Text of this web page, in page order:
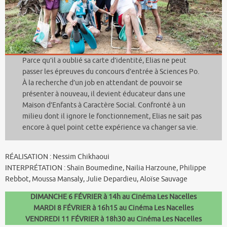
Parce qu’il a oublié sa carte d’identité, Elias ne peut
passer les épreuves du concours d’entrée à Sciences Po.
À la recherche d’un job en attendant de pouvoir se
présenter à nouveau, il devient éducateur dans une
Maison d’Enfants à Caractère Social. Confronté à un
milieu dont il ignore le fonctionnement, Elias ne sait pas
encore à quel point cette expérience va changer sa vie.
RÉALISATION : Nessim Chikhaoui
INTERPRÉTATION : Shaïn Boumedine, Nailia Harzoune, Philippe
Rebbot, Moussa Mansaly, Julie Depardieu, Aloïse Sauvage
DIMANCHE 6 FÉVRIER à 14hau Cinéma Les Nacelles
MARDI 8 FÉVRIER à 16h15au Cinéma Les Nacelles
VENDREDI 11 FÉVRIER à 18h30 au Cinéma Les Nacelles